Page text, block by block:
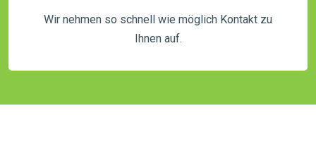
Wir nehmen so schnell wie möglich Kontakt zu
Ihnen auf.